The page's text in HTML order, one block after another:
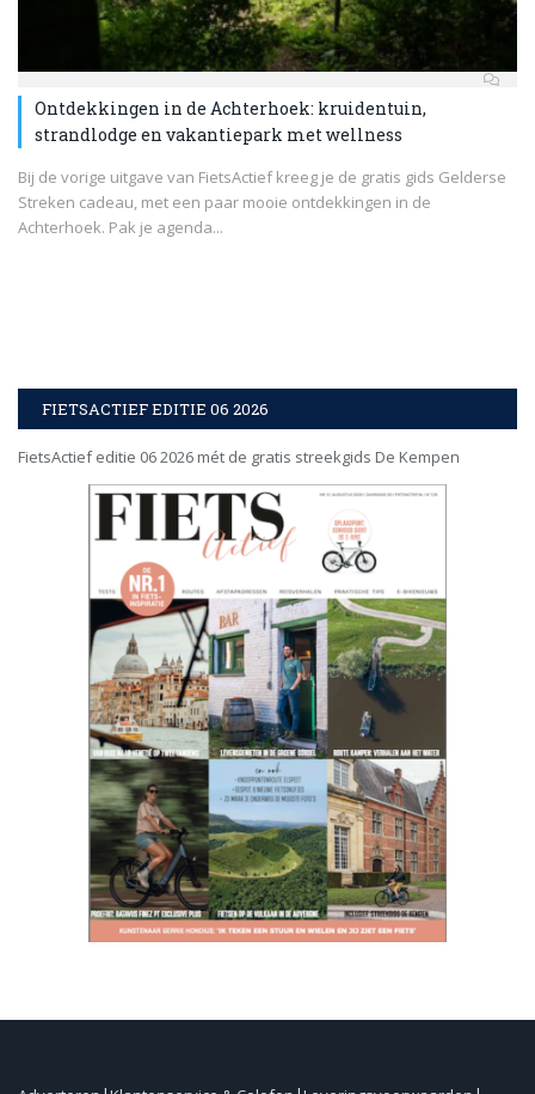
Ontdekkingen in de Achterhoek: kruidentuin,
strandlodge en vakantiepark met wellness
Bij de vorige uitgave van FietsActief kreeg je de gratis gids Gelderse
Streken cadeau, met een paar mooie ontdekkingen in de
Achterhoek. Pak je agenda...
FIETSACTIEF EDITIE 06 2026
FietsActief editie 06 2026 mét de gratis streekgids De Kempen